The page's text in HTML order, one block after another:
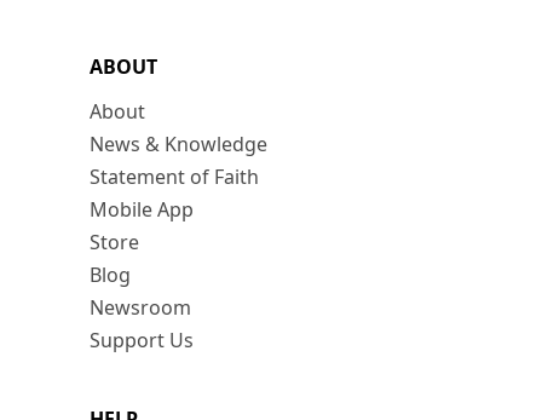
ABOUT
About
News & Knowledge
Statement of Faith
Mobile App
Store
Blog
Newsroom
Support Us